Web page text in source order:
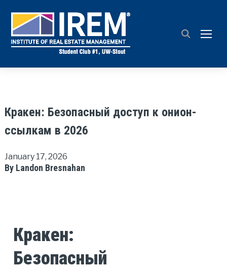
Кракен: Безопасный доступ к онион-
ссылкам в 2026
January 17, 2026
By Landon Bresnahan
Кракен:
Безопасный